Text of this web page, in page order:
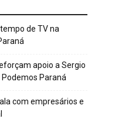
de TV na
apoio a Sergio
Paraná
com empresários e